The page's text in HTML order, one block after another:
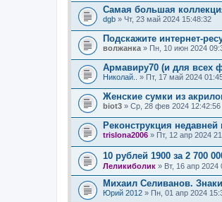
Самая большая
dgb » Чт, 23 май 2024 15:48:32
Подскажите интернет-
волжанка » Пн, 10 июн 2024
Армавиру70 (и для всех
Николай.. » Пт, 17 май 2024
Женские сумки из
biot3 » Ср, 28 фев 2024 12:42:56
Реконструкция
trislona2006 » Пт, 12 апр 2024
10 рублей 1900 за 2 700
Леликиболик » Вт, 16 апр 2024
Михаил Селиванов.
Юрий 2012 » Пн, 01 апр 2024